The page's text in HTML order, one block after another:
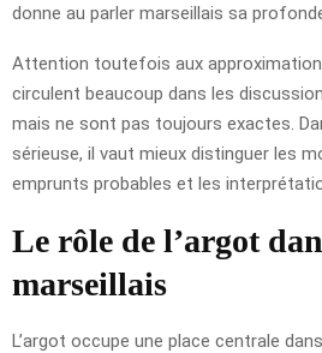
donne au parler marseillais sa
Attention toutefois aux
circulent beaucoup dans les
mais ne sont pas toujours exactes.
sérieuse, il vaut mieux distinguer les
emprunts probables et les
Le rôle de l’argot
marseillais
L’argot occupe une place centrale